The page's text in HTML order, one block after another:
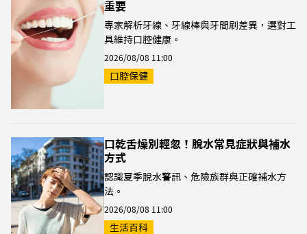
重要
專家解析牙線、牙線棒與牙間刷差異，選對工
具維持口腔健康。
2026/08/08 11:00
口腔保健
口乾舌燥別輕忽！脫水常見症狀與補水
方式
認識夏季脫水警訊、危險族群與正確補水方
法。
2026/08/08 11:00
生活百科